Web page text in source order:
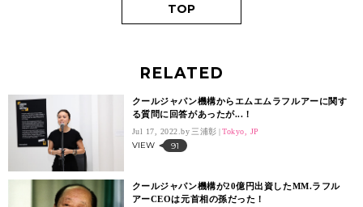
TOP
RELATED
クールジャパン機構からエムエムラフルアーに関す
る質問に回答があったが...！
Jul 17, 2022. 三浦彰 Tokyo, JP
VIEW 91
クールジャパン機構が20億円出資したMM.ラフル
アーCEOは元首相の孫だった！